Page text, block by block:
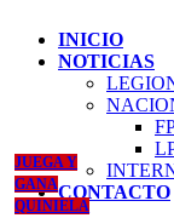
INICIO
NOTICIAS
CONTACTO
JUEGA Y
GANA
QUINIELA